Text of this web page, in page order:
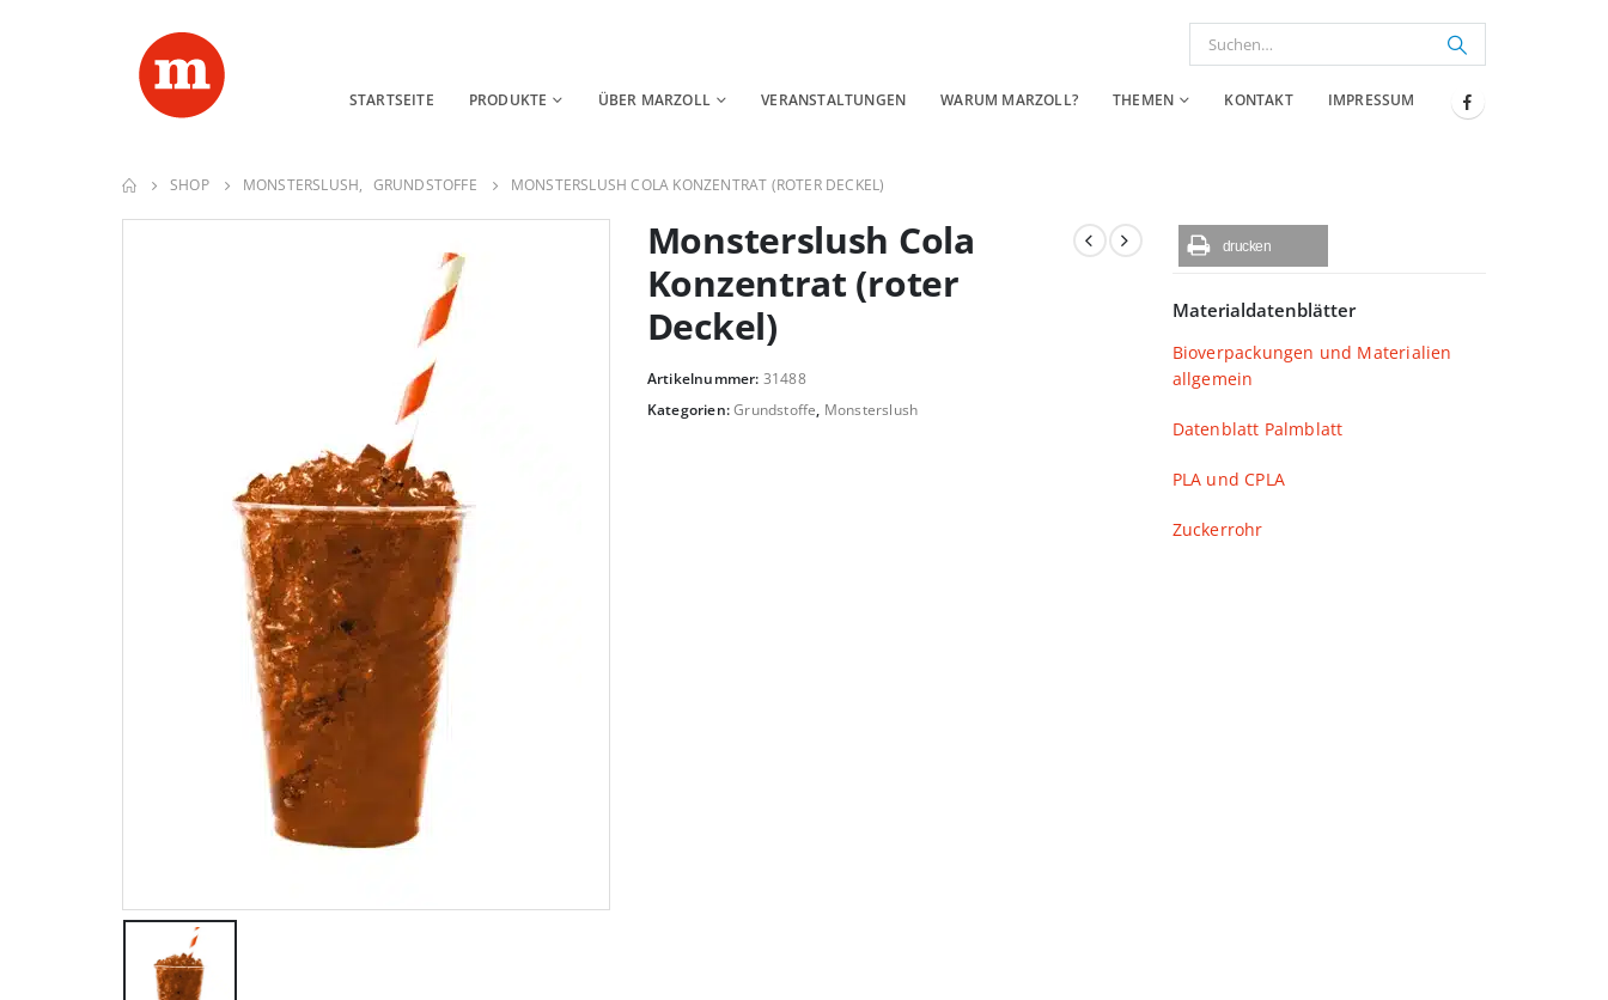
STARTSEITE PRODUKTE ÜBER MARZOLL VERANSTALTUNGEN WARUM MARZOLL? THEMEN KONTAKT IMPRESSUM
SHOP MONSTERSLUSH, GRUNDSTOFFE MONSTERSLUSH COLA KONZENTRAT (ROTER DECKEL)
Monsterslush Cola
Konzentrat (roter
Deckel)
Artikelnummer: 31488
Kategorien:Grundstoffe, Monsterslush
drucken
Materialdatenblätter
Bioverpackungen und Materialien
allgemein
Datenblatt Palmblatt
PLA und CPLA
Zuckerrohr